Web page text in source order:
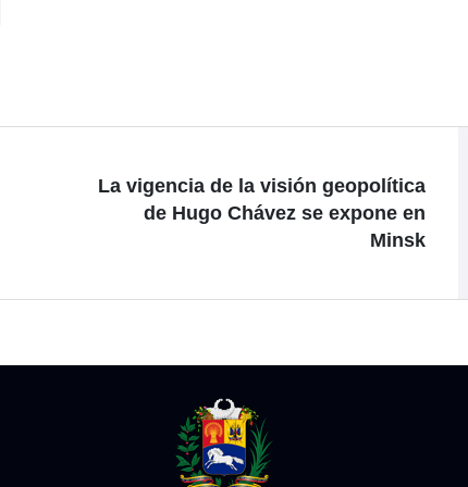
La vigencia de la visión geopolítica
de Hugo Chávez se expone en
Minsk